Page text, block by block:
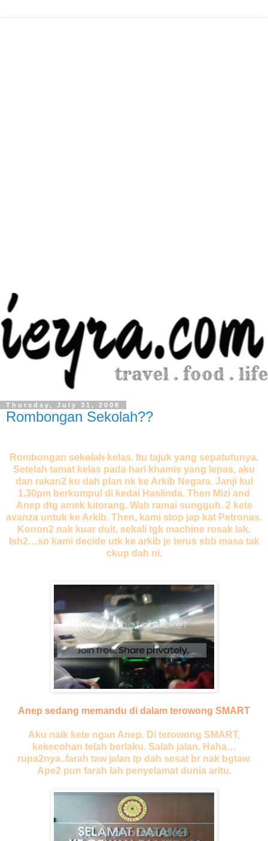
Thursday, July 31, 2008
Rombongan Sekolah??
Rombongan sekolahkelas. Itu tajuk yang sepatutunya.
Setelah tamat kelas pada hari khamis yang lepas, aku
dan rakan2 ku dah plan nk ke Arkib Negara. Janji kul
1.30pm berkumpul di kedai Haslinda. Then Mizi and
Anep dtg amek kitorang. Wah ramai sungguh. 2 kete
avanza untuk ke Arkib. Then, kami stop jap kat Petronas.
Konon2 nak kuar duit, sekali tgk machine rosak lak.
Ish2…so kami decide utk ke arkib je terus sbb masa tak
ckup dah ni.
Anep sedang memandu di dalam terowong SMART
Aku naik kete ngan Anep. Di terowong SMART,
kekecohan telah berlaku. Salah jalan. Haha…
rupa2nya..farah taw jalan tp dah sesat br nak bgtaw.
Ape2 pun farah lah penyelamat dunia aritu.